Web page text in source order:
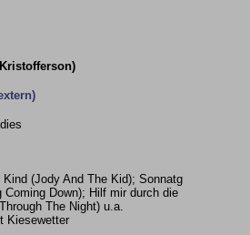
(Jody And The Kid); Sonnatg
Coming Down); Hilf mir durch die
The Night) u.a.
Kiesewetter